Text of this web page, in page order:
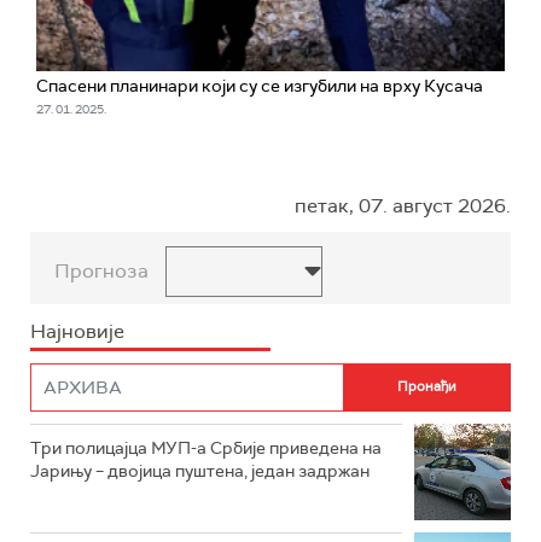
Спасени планинари који су се изгубили на врху Кусача
27. 01. 2025.
петак, 07. август 2026.
Прогноза
Најновије
Три полицајца МУП-а Србије приведена на
Јарињу – двојица пуштена, један задржан